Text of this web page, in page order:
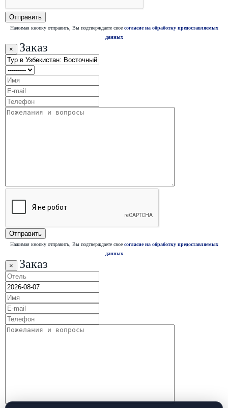
Нажимая кнопку отправить, Вы подтверждаете свое согласие на обработку предоставляемых
данных
× Заказ
Нажимая кнопку отправить, Вы подтверждаете свое согласие на обработку предоставляемых
данных
× Заказ